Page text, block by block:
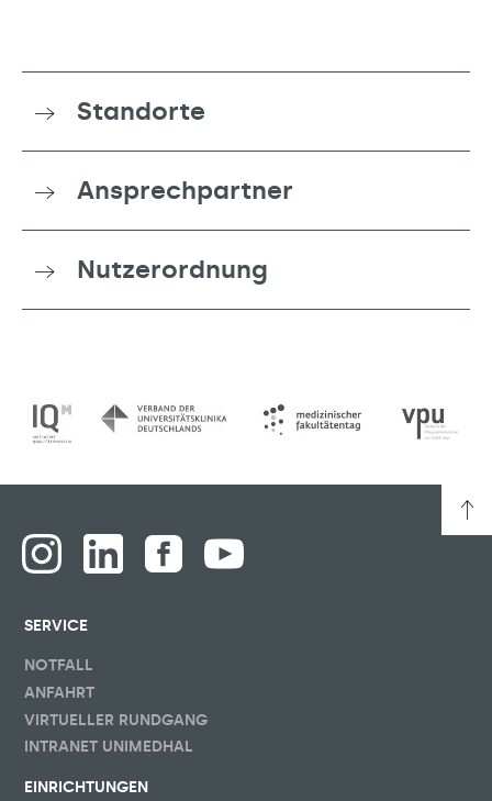
Standorte
Ansprechpartner
Nutzerordnung
SERVICE
NOTFALL
ANFAHRT
VIRTUELLER RUNDGANG
INTRANET UNIMEDHAL
EINRICHTUNGEN